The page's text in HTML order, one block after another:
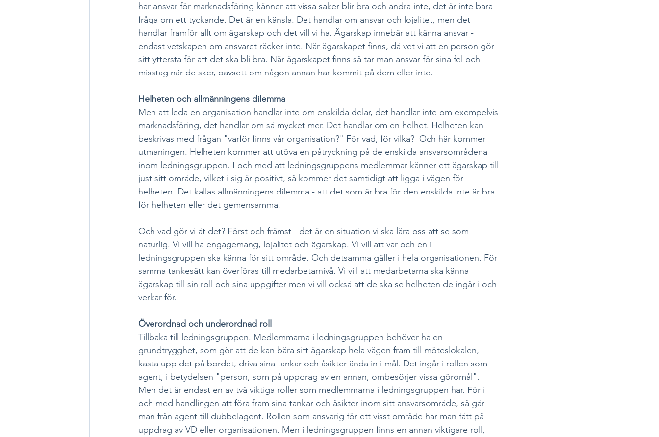
har ansvar för marknadsföring känner att vissa saker blir bra och andra inte, det är inte bara
fråga om ett tyckande. Det är en känsla. Det handlar om ansvar och lojalitet, men det
handlar framför allt om ägarskap och det vill vi ha. Ägarskap innebär att känna ansvar -
endast vetskapen om ansvaret räcker inte. När ägarskapet finns, då vet vi att en person gör
sitt yttersta för att det ska bli bra. När ägarskapet finns så tar man ansvar för sina fel och
misstag när de sker, oavsett om någon annan har kommit på dem eller inte.
Helheten och allmänningens dilemma
Men att leda en organisation handlar inte om enskilda delar, det handlar inte om exempelvis
marknadsföring, det handlar om så mycket mer. Det handlar om en helhet. Helheten kan
beskrivas med frågan "varför finns vår organisation?" För vad, för vilka?  Och här kommer
utmaningen. Helheten kommer att utöva en påtryckning på de enskilda ansvarsområdena
inom ledningsgruppen. I och med att ledningsgruppens medlemmar känner ett ägarskap till
just sitt område, vilket i sig är positivt, så kommer det samtidigt att ligga i vägen för
helheten. Det kallas allmänningens dilemma - att det som är bra för den enskilda inte är bra
för helheten eller det gemensamma.
Och vad gör vi åt det? Först och främst - det är en situation vi ska lära oss att se som
naturlig. Vi vill ha engagemang, lojalitet och ägarskap. Vi vill att var och en i
ledningsgruppen ska känna för sitt område. Och detsamma gäller i hela organisationen. För
samma tankesätt kan överföras till medarbetarnivå. Vi vill att medarbetarna ska känna
ägarskap till sin roll och sina uppgifter men vi vill också att de ska se helheten de ingår i och
verkar för.
Överordnad och underordnad roll
Tillbaka till ledningsgruppen. Medlemmarna i ledningsgruppen behöver ha en
grundtrygghet, som gör att de kan bära sitt ägarskap hela vägen fram till möteslokalen,
kasta upp det på bordet, driva sina tankar och åsikter ända in i mål. Det ingår i rollen som
agent, i betydelsen "person, som på uppdrag av en annan, ombesörjer vissa göromål".
Men det är endast en av två viktiga roller som medlemmarna i ledningsgruppen har. För i
och med handlingen att föra fram sina tankar och åsikter inom sitt ansvarsområde, så går
man från agent till dubbelagent. Rollen som ansvarig för ett visst område har man fått på
uppdrag av VD eller organisationen. Men i ledningsgruppen finns en annan viktigare roll,